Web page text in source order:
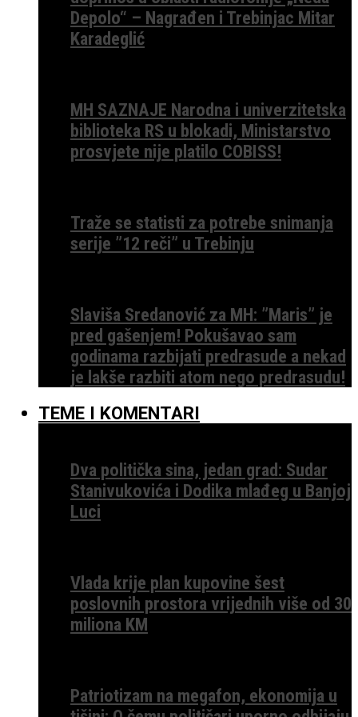
Depolo“ – Nagrađen i Trebinjac Mitar
Karadeglić
MH SAZNAJE Narodna i univerzitetska
biblioteka RS u blokadi, Ministarstvo
prosvjete nije platilo COBISS!
Traže se statisti za potrebe snimanja
serije ”12 reči” u Trebinju
Slaviša Sredanović za MH: ”Maris” je
pred gašenjem! Pokušavao sam
godinama razbijati predrasude a nekad
je lakše razbiti atom nego predrasudu!
TEME I KOMENTARI
Dva politička sina, jedan grad: Sudar
Stanivukovića i Dodika mlađeg u Banjoj
Luci
Vlada krije plan kupovine šest
poslovnih prostora vrijednih više od 30
miliona KM
Patriotizam na megafon, ekonomija u